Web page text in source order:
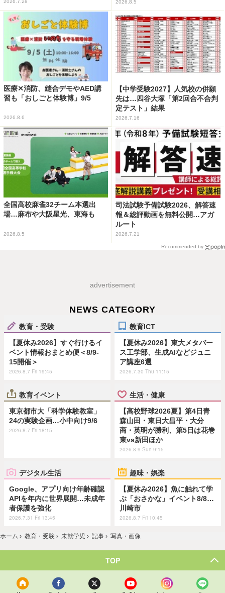
2026.7.28 2026.8.5
医療✕消防、縫合デモやAED講
習も「おしごと体験博」9/5
2026.8.6
【中学受験2027】人気校の併願
先は…四谷大塚「第2回合不合判
定テスト」結果
2026.7.16
全国高校麻雀32チーム本選出
場…麻布や大阪星光、東海も
2026.8.5
司法試験予備試験2026、解答速
報＆総評動画を無料公開…アガ
ルート
2026.7.21
Recommended by
advertisement
NEWS CATEGORY
教育・受験
【夏休み2026】すぐ行けるイ
ベント情報おまとめ便＜8/9-
15開催＞
2026.8.7 Fri 19:45
教育ICT
【夏休み2026】東大メタバー
ス工学部、生成AIなどジュニ
ア講座6選
2026.7.30 Thu 11:15
教育イベント
東京都市大「科学体験教室」
24の実験企画…小中向け9/6
2026.8.7 Fri 18:15
生活・健康
【高校野球2026夏】第4日青
森山田・東日大昌平・大分
商・英明が勝利、第5日は花巻
東vs新田ほか
2026.8.9 Sun 9:15
デジタル生活
Google、アプリ向け年齢確認
APIを年内に世界展開…未成年
者保護を強化
2026.7.31 Fri 13:45
趣味・娯楽
【夏休み2026】魚に触れて学
ぶ「おさかな」イベント8/8…
川崎市
2026.8.7 Fri 10:45
ホーム › 教育・受験 › 未就学児 › 記事 › 写真・画像
TOP